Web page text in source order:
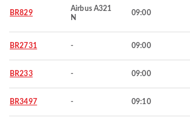
BR829
Airbus A321
N
09:00
BR2731 - 09:00
BR233 - 09:00
BR3497 - 09:10